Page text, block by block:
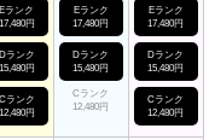
Eランク
17,480円
Dランク
15,480円
Cランク
12,480円
Eランク
17,480円
Dランク
15,480円
Cランク
12,480円
Eランク
17,480円
Dランク
15,480円
Cランク
12,480円